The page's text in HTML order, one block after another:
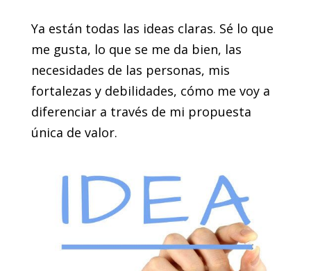
Ya están todas las ideas claras. Sé lo que
me gusta, lo que se me da bien, las
necesidades de las personas, mis
fortalezas y debilidades, cómo me voy a
diferenciar a través de mi propuesta
única de valor.